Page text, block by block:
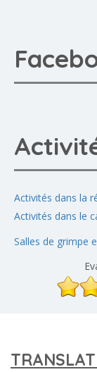
Activités dans la
Activités dans le
Salles de grimpe